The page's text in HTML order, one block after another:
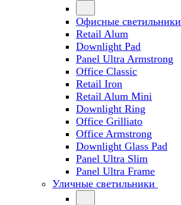
Офисные светильники
Retail Alum
Downlight Pad
Panel Ultra Armstrong
Office Classic
Retail Iron
Retail Alum Mini
Downlight Ring
Office Grilliato
Office Armstrong
Downlight Glass Pad
Panel Ultra Slim
Panel Ultra Frame
Уличные светильники